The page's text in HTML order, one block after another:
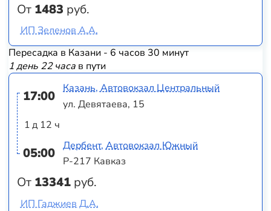
От 1483 руб.
ИП Зеленов А.А.
Пересадка в Казани - 6 часов 30 минут
1 день 22 часав пути
17:00
1 д 12 ч
05:00
От 13341 руб.
Казань, Автовокзал Центральный
ул. Девятаева, 15
Дербент, Автовокзал Южный
Р-217 Кавказ
ИП Гаджиев Д.А.